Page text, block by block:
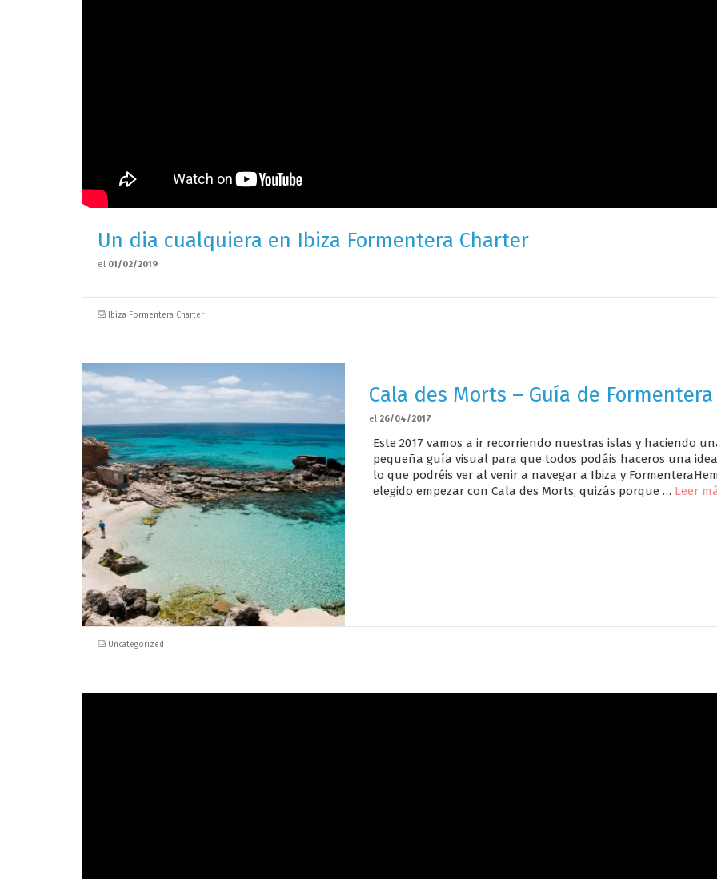
Un dia cualquiera en Ibiza Formentera Charter
el 01/02/2019
Ibiza Formentera Charter
Cala des Morts – Guía de Formentera
el 26/04/2017
Este 2017 vamos a ir recorriendo nuestras islas y haciendo
pequeña guía visual para que todos podáis haceros una
lo que podréis ver al venir a navegar a Ibiza y
elegido empezar con Cala des Morts, quizás porque … Leer
Uncategorized